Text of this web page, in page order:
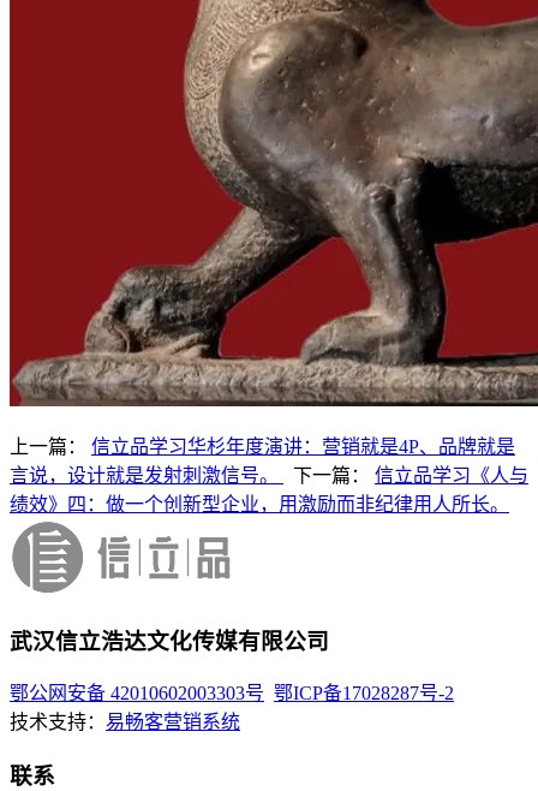
上一篇： 信立品学习华杉年度演讲：营销就是4P、品牌就是
言说，设计就是发射刺激信号。
下一篇： 信立品学习《人与
绩效》四：做一个创新型企业，用激励而非纪律用人所长。
武汉信立浩达文化传媒有限公司
鄂公网安备 42010602003303号 鄂ICP备17028287号-2
技术支持： 易畅客营销系统
联系